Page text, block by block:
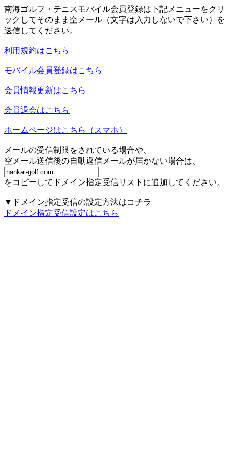
南海ゴルフ・テニスモバイル会員登録は下記メニューをクリ
ックしてそのまま空メール（文字は入力しないで下さい）を
送信してください。
利用規約はこちら
モバイル会員登録はこちら
会員情報更新はこちら
会員退会はこちら
ホームページはこちら（スマホ）
メールの受信制限をされている場合や、
空メール送信後の自動返信メールが届かない場合は、
をコピーしてドメイン指定受信リストに追加してください。
▼ドメイン指定受信の設定方法はコチラ
ドメイン指定受信設定はこちら